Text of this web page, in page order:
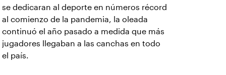
se dedicaran al deporte en números récord
al comienzo de la pandemia, la oleada
continuó el año pasado a medida que más
jugadores llegaban a las canchas en todo
el país.